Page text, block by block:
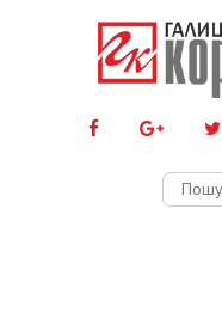
Пошук: